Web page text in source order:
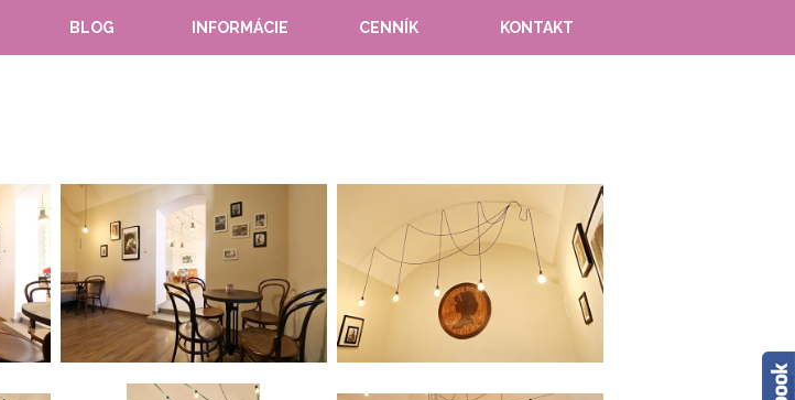
BLOG INFORMÁCIE CENNÍK KONTAKT